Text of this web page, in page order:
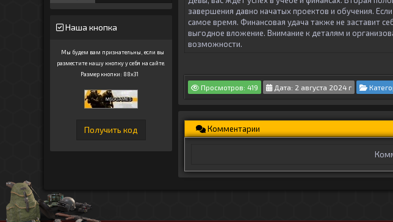
Наша кнопка
Мы будем вам признательны, если вы
разместите нашу кнопку у себя на сайте.
Размер кнопки: 88x31
завершения давно начатых проектов и обучения.
самое время. Финансовая удача также не заставит
выгодное вложение. Внимание к деталям и
возможности.
Просмотров: 419 Дата: 2 августа 2024 г
Комментарии